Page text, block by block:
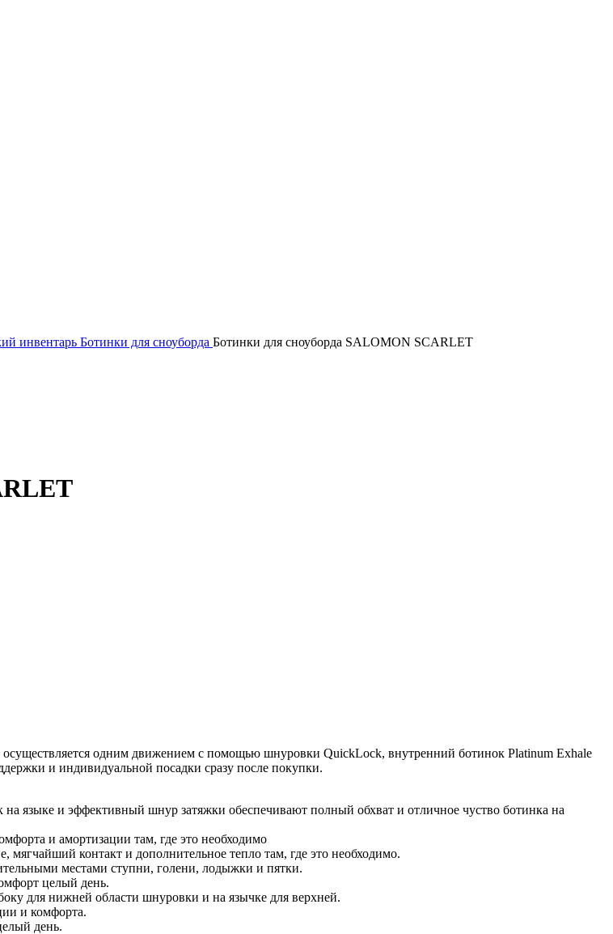
инвентарь Ботинки для сноуборда Ботинки для сноуборда SALOMON SCARLET
одним движением с помощью шнуровки QuickLock, внутренний ботинок Platinum Exhale
и индивидуальной посадки сразу после покупки.
языке и эффективный шнур затяжки обеспечивают полный обхват и отличное чуство ботинка на
и амортизации там, где это необходимо
контакт и дополнительное тепло там, где это необходимо.
местами ступни, голени, лодыжки и пятки.
целый день.
для нижней области шнуровки и на язычке для верхней.
и комфорта.
день.